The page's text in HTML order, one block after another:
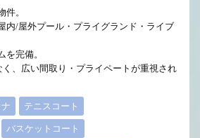
件。
内/屋外プール・プライグランド・ライブ
を完備。
、広い間取り・プライペートが重視され
テニスコート
バスケットコート